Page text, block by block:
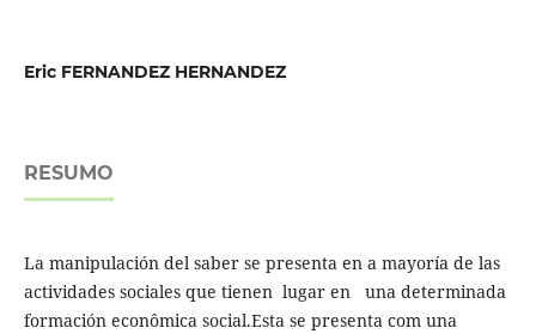
Eric FERNANDEZ HERNANDEZ
RESUMO
La manipulación del saber se presenta en a mayoría de las
actividades sociales que tienen lugar en una determinada
formación econômica social.Esta se presenta com una